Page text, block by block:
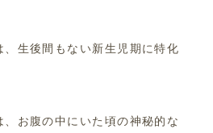
、生後間もない新生児期に特化
、お腹の中にいた頃の神秘的な